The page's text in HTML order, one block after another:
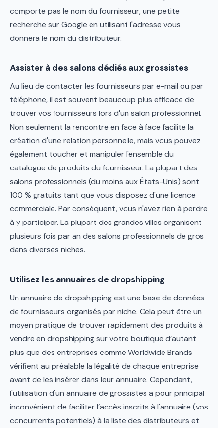
comporte pas le nom du fournisseur, une petite
recherche sur Google en utilisant l'adresse vous
donnera le nom du distributeur.
Assister à des salons dédiés aux grossistes
Au lieu de contacter les fournisseurs par e-mail ou par
téléphone, il est souvent beaucoup plus efficace de
trouver vos fournisseurs lors d'un salon professionnel.
Non seulement la rencontre en face à face facilite la
création d'une relation personnelle, mais vous pouvez
également toucher et manipuler l'ensemble du
catalogue de produits du fournisseur. La plupart des
salons professionnels (du moins aux États-Unis) sont
100 % gratuits tant que vous disposez d'une licence
commerciale. Par conséquent, vous n'avez rien à perdre
à y participer. La plupart des grandes villes organisent
plusieurs fois par an des salons professionnels de gros
dans diverses niches.
Utilisez les annuaires de dropshipping
Un annuaire de dropshipping est une base de données
de fournisseurs organisés par niche. Cela peut être un
moyen pratique de trouver rapidement des produits à
vendre en dropshipping sur votre boutique d’autant
plus que des entreprises comme Worldwide Brands
vérifient au préalable la légalité de chaque entreprise
avant de les insérer dans leur annuaire. Cependant,
l'utilisation d'un annuaire de grossistes a pour principal
inconvénient de faciliter l’accès inscrits à l'annuaire (vos
concurrents potentiels) à la liste des distributeurs et